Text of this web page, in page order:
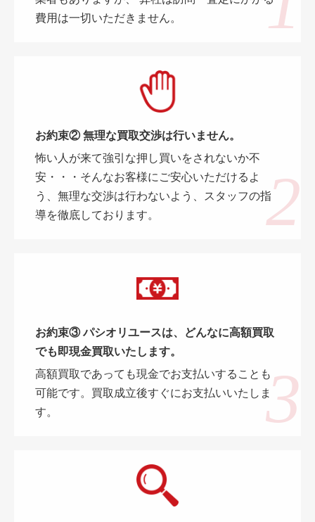
費用は一切いただきません。
お約束② 無理な買取交渉は行いません。
怖い人が来て強引な押し買いをされないか不
安・・・そんなお客様にご安心いただけるよ
う、無理な交渉は行わないよう、スタッフの指
導を徹底しております。
お約束③ パシオリユースは、どんなに高額買取
でも即現金買取いたします。
高額買取であっても現金でお支払いすることも
可能です。買取成立後すぐにお支払いいたしま
す。